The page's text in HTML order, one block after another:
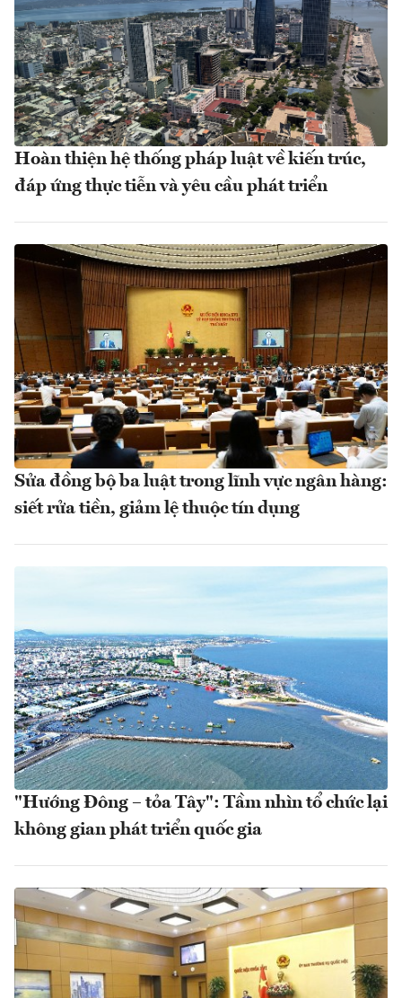
Hoàn thiện hệ thống pháp luật về kiến trúc,
đáp ứng thực tiễn và yêu cầu phát triển
Sửa đồng bộ ba luật trong lĩnh vực ngân hàng:
siết rửa tiền, giảm lệ thuộc tín dụng
"Hướng Đông – tỏa Tây": Tầm nhìn tổ chức lại
không gian phát triển quốc gia